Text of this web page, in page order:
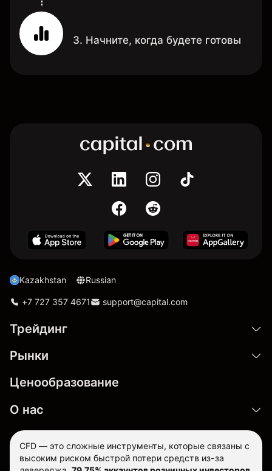
3. Начните, когда будете готовы
Kazakhstan Russian
+7 727 357 4671 support@capital.com
Трейдинг
Рынки
Ценообразование
О нас
CFD — это сложные инструменты, которые связаны с
высоким риском быстрой потери средств из-за